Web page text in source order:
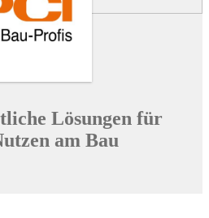
Lösungen für
am Bau